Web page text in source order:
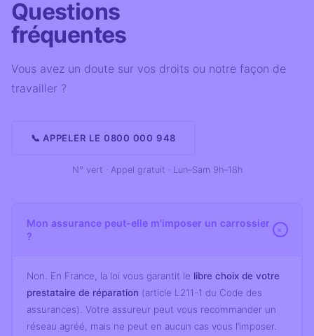
Questions
fréquentes
Vous avez un doute sur vos droits ou notre façon de
travailler ?
📞 APPELER LE 0800 000 948
N° vert · Appel gratuit · Lun–Sam 9h–18h
Mon assurance peut-elle m'imposer un carrossier
?
+
Non. En France, la loi vous garantit le libre choix de votre
prestataire de réparation (article L211-1 du Code des
assurances). Votre assureur peut vous recommander un
réseau agréé, mais ne peut en aucun cas vous l’imposer.